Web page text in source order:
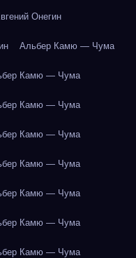
Онегин
Альбер Камю — Чума
Камю — Чума
Камю — Чума
Камю — Чума
Камю — Чума
Камю — Чума
Камю — Чума
Камю — Чума